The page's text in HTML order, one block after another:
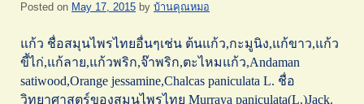
Posted on May 17, 2015 by บ้านคุณหมอ
แก้ว ชื่อสมุนไพรไทยอื่นๆเช่น ต้นแก้ว,กะมูนิง,แก้ขาว,แก้ว
ขี้ไก่,แก้ลาย,แก้วพริก,จ๊าพริก,ตะไหมแก้ว,Andaman
satiwood,Orange jessamine,Chalcas paniculata L. ชื่อ
วิทยาศาสตร์ของสมุนไพรไทย Murraya paniculata(L.)Jack.